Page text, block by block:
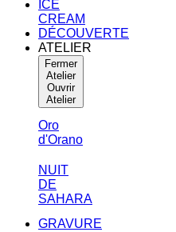
ICE
CREAM
DÉCOUVERTE
ATELIER
Fermer
Atelier
Ouvrir
Atelier
Oro
d'Orano
NUIT
DE
SAHARA
GRAVURE